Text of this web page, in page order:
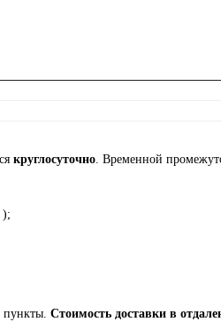
круглосуточно . Временной
);
Стоимость доставки в